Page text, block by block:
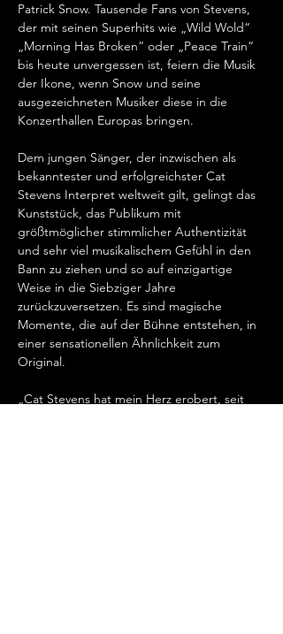
Patrick Snow. Tausende Fans von Stevens,
der mit seinen Superhits wie „Wild Wold“
„Morning Has Broken“ oder „Peace Train“
bis heute unvergessen ist, feiern die Musik
der Ikone, wenn Snow und seine
ausgezeichneten Musiker diese in die
Konzerthallen Europas bringen.
Dem jungen Sänger, der inzwischen als
bekanntester und erfolgreichster Cat
Stevens Interpret weltweit gilt, gelingt das
Kunststück, das Publikum mit
größtmöglicher stimmlicher Authentizität
und sehr viel musikalischem Gefühl in den
Bann zu ziehen und so auf einzigartige
Weise in die Siebziger Jahre
zurückzuversetzen. Es sind magische
Momente, die auf der Bühne entstehen, in
einer sensationellen Ähnlichkeit zum
Original.
„Cat Stevens hat mein Herz erobert, seit